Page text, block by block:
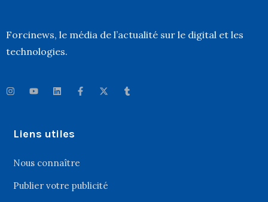
Forcinews, le média de l’actualité sur le digital et les
technologies.
Liens utiles
Nous connaître
Publier votre publicité